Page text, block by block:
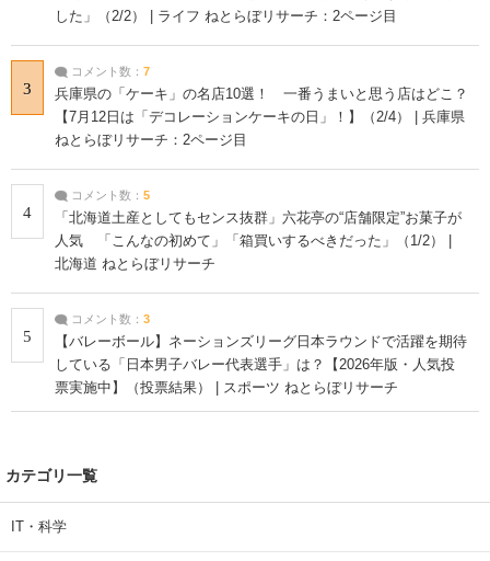
した」（2/2） | ライフ ねとらぼリサーチ：2ページ目
3
コメント数： 7
兵庫県の「ケーキ」の名店10選！ 一番うまいと思う店はどこ？
【7月12日は「デコレーションケーキの日」！】（2/4） | 兵庫県
ねとらぼリサーチ：2ページ目
4
コメント数： 5
「北海道土産としてもセンス抜群」六花亭の“店舗限定”お菓子が
人気 「こんなの初めて」「箱買いするべきだった」（1/2） |
北海道 ねとらぼリサーチ
5
コメント数： 3
【バレーボール】ネーションズリーグ日本ラウンドで活躍を期待
している「日本男子バレー代表選手」は？【2026年版・人気投
票実施中】（投票結果） | スポーツ ねとらぼリサーチ
カテゴリ一覧
IT・科学